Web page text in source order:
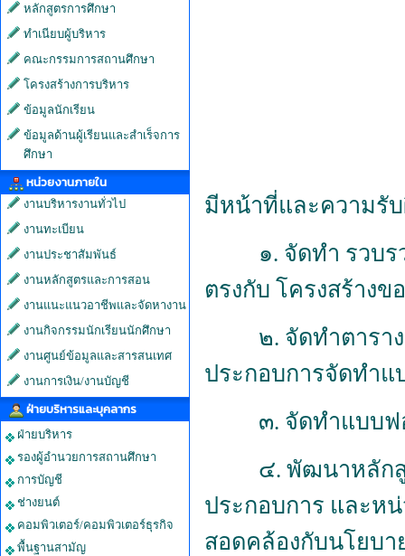
หลักสูตรการศึกษา
ทำเนียบผู้บริหาร
คณะกรรมการสถานศึกษา
โครงสร้างการบริหาร
ข้อมูลนักเรียน
ข้อมูลด้านผู้เรียนและสำเร็จการ
ศึกษา
หน่วยงานภายใน
งานบริหารงานทั่วไป
งานทะเบียน
งานประชาสัมพันธ์
งานหลักสูตรและการสอน
งานแนะแนวอาชีพและจัดหางาน
งานกิจกรรมนักเรียนนักศึกษา
งานศูนย์ข้อมูลและสารสนเทศ
งานการเงิน/งานบัญชี
ฝ่ายบริหารและบุคลากร
ฝ่ายบริหาร
รองผู้อำนวยการสถานศึกษา
การบัญชี
ช่างยนต์
คอมพิวเตอร์/คอมพิวเตอร์ธุรกิจ
พื้นฐานสามัญ
มีหน้าที่และความรั
๑. จัดทำ รวบ
ตรงกับ โครงสร้างข
๒. จัดทำตารา
ประกอบการจัดทำแ
๓. จัดทำแบบฟ
๔. พัฒนาหลักสู
ประกอบการ และห
สอดคล้องกับนโยบ